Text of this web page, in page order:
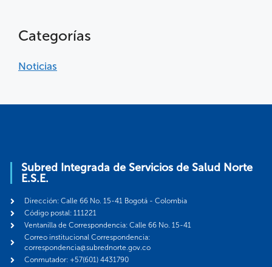
Categorías
Noticias
Subred Integrada de Servicios de Salud Norte
E.S.E.
Dirección: Calle 66 No. 15-41 Bogotá - Colombia
Código postal: 111221
Ventanilla de Correspondencia: Calle 66 No. 15-41
Correo institucional Correspondencia:
correspondencia@subrednorte.gov.co
Conmutador: +57(601) 4431790